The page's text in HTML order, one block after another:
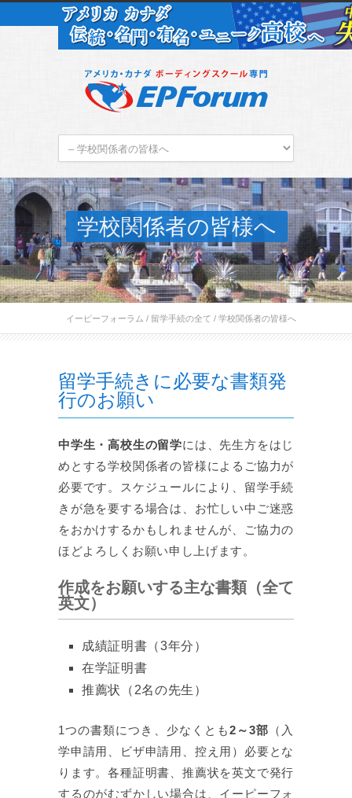
学校関係者の皆様へ
イーピーフォーラム / 留学手続の全て / 学校関係者の皆様へ
留学手続きに必要な書類発
行のお願い
中学生・高校生の留学には、先生方をはじ
めとする学校関係者の皆様によるご協力が
必要です。スケジュールにより、留学手続
きが急を要する場合は、お忙しい中ご迷惑
をおかけするかもしれませんが、ご協力の
ほどよろしくお願い申し上げます。
作成をお願いする主な書類（全て
英文）
成績証明書（3年分）
在学証明書
推薦状（2名の先生）
1つの書類につき、少なくとも2～3部 （入
学申請用、ビザ申請用、控え用）必要とな
ります。各種証明書、推薦状を英文で発行
するのがむずかしい場合は、イーピーフォ